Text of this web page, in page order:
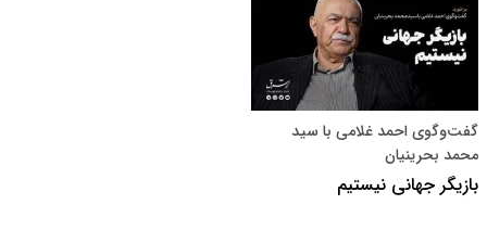
گفت‌وگوی احمد غلامی با سید
محمد بحرینیان
بازیگر جهانی نیستیم